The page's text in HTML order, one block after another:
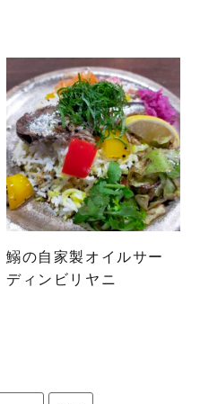
鰯の自家製オイルサー
ディンビリヤニ